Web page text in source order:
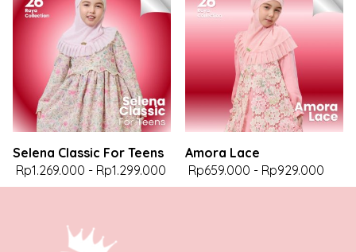
Selena Classic For Teens
Rp1.269.000 - Rp1.299.000
Amora Lace
Rp659.000 - Rp929.000